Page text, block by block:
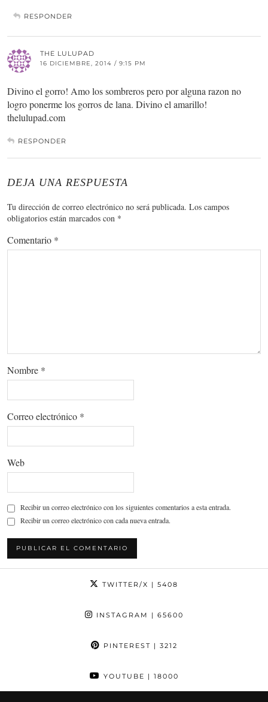
RESPONDER
THE LULUPAD
16 DICIEMBRE, 2014 / 9:15 PM
Divino el gorro! Amo los sombreros pero por alguna razon no
logro ponerme los gorros de lana. Divino el amarillo!
thelulupad.com
RESPONDER
DEJA UNA RESPUESTA
Tu dirección de correo electrónico no será publicada. Los campos
obligatorios están marcados con *
Comentario *
Nombre *
Correo electrónico *
Web
Recibir un correo electrónico con los siguientes comentarios a esta entrada.
Recibir un correo electrónico con cada nueva entrada.
TWITTER/X | 5408
INSTAGRAM | 65600
PINTEREST | 3212
YOUTUBE | 18000